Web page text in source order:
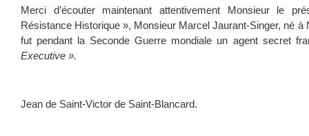
Merci d’écouter maintenant attentivement Monsieur le
Résistance Historique », Monsieur Marcel Jaurant-Singer, né à
fut pendant la Seconde Guerre mondiale un agent secret
Executive ».
Jean de Saint-Victor de Saint-Blancard.